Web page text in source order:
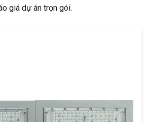
giá dự án trọn gói.